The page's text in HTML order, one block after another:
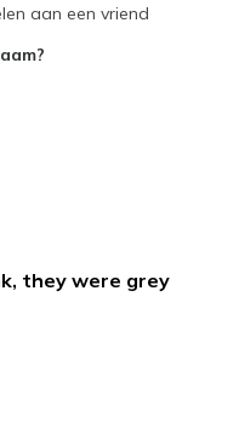
aan een vriend
they were grey